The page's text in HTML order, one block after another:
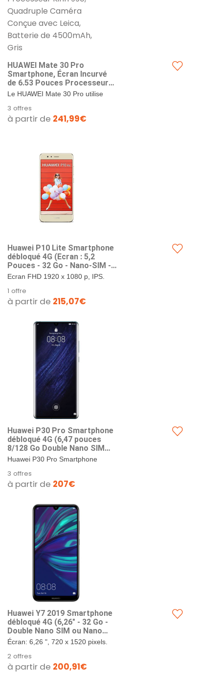
HUAWEI Mate 30 Pro
Smartphone, Écran Incurvé
de 6.53 Pouces Processeur
Kirin 990, Quadruple Caméra
de 4500mAh, Gris
Le HUAWEI Mate 30 Pro utilise
Mobile Services (HMS) Cela
signifie que les services et...
3 offres
à partir de 241,99€
Huawei P10 Lite Smartphone
débloqué 4G (Ecran : 5,2
Pouces - 32 Go - Nano-SIM -
Android) Or
Ecran FHD 1920 x 1080 p, IPS.
frontale de 8 MP. Possibilité
d'insérer 2 nano-sim, ou 1...
1 offre
à partir de 215,07€
Huawei P30 Pro Smartphone
débloqué 4G (6,47 pouces
8/128 Go Double Nano SIM
Android 9) Bleu
Huawei P30 Pro Smartphone
Go Double Nano SIM Android 9)
Bleu. Format SIM : Double...
3 offres
à partir de 207€
Huawei Y7 2019 Smartphone
débloqué 4G (6,26" - 32 Go -
Double Nano SIM ou Nano
SIM Plus MicroSD - Android
8) Rouge Corail
Écran: 6,26 ", 720 x 1520 pixels.
GHz. Caméra: double, 13MP +
2MP. Batterie: 4000 mAh.
2 offres
à partir de 200,91€